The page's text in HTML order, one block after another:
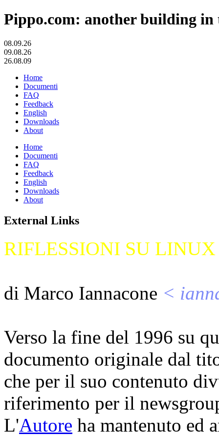
Pippo.com: another building in
08.09.26
09.08.26
26.08.09
Home
Documenti
FAQ
Feedback
English
Downloads
About
Home
Documenti
FAQ
Feedback
English
Downloads
About
External Links
RIFLESSIONI SU LINUX
di Marco Iannacone <
Verso la fine del 1996 su
documento originale dal
che per il suo contenuto
riferimento per il
L'Autore ha mantenuto ed